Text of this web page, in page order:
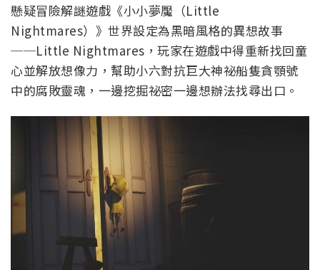
懸疑冒險解謎遊戲《小小夢魘（Little
Nightmares）》世界設定為黑暗風格的異想故事
──Little Nightmares，玩家在遊戲中得重新找回童
心並解放想像力，幫助小六對抗巨大神祕船隻貪顎號
中的腐敗靈魂，一邊挖掘祕密一邊想辦法找尋出口。